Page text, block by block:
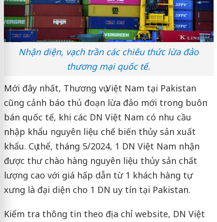
Nhận diện, vạch trần các chiêu thức lừa đảo
thương mại quốc tế.
Mới đây nhất, Thương vụ Việt Nam tại Pakistan
cũng cảnh báo thủ đoạn lừa đảo mới trong buôn
bán quốc tế, khi các DN Việt Nam có nhu cầu
nhập khẩu nguyên liệu chế biến thủy sản xuất
khẩu. Cụ thể, tháng 5/2024, 1 DN Việt Nam nhận
được thư chào hàng nguyên liệu thủy sản chất
lượng cao với giá hấp dẫn từ 1 khách hàng tự
xưng là đại diện cho 1 DN uy tín tại Pakistan.
Kiểm tra thông tin theo địa chỉ website, DN Việt